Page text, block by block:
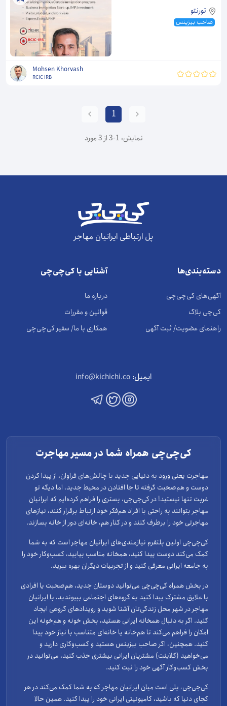
تورنتو
صاحب بیزینس
Mohsen Khorvash
RCIC IRB
1
نمایش: 1-3 از 3 مورد
پل ارتباطی ایرانیان مهاجر
دسته‌بندی‌ها
آگهی‌های کی‌چی‌چی
کی‌چی بلاگ
راهنمای عضویت/ ثبت آگهی
آشنایی با کی‌چی‌چی
درباره ما
قوانین و مقررات
همکاری با ما/ سفیر کی‌چی‌چی
ایمیل: info@kichichi.co
کی‌چی‌چی همراه شما در مسیر مهاجرت
مهاجرت یعنی ورود به دنیایی جدید با چالش‌های فراوان، از پیدا کردن
دوست و هم‌صحبت گرفته تا جا افتادن در محیط جدید، اما دیگه تو
غربت تنها نیستید! در کی‌چی‌چی، بستری را فراهم کرده‌ایم که ایرانیان
مهاجر بتوانند به راحتی با افراد هم‌فکر خود ارتباط برقرار کنند، نیازهای
مهاجرتی خود را برطرف کنند و در کنار هم، خانه‌ای دور از خانه بسازند.
کی‌چی‌چی اولین پلتفرم نیازمندی‌های ایرانیان مهاجر است که به شما
کمک می‌کند دوست پیدا کنید، همخانه مناسب بیابید، کسب‌وکار خود را
به جامعه ایرانی معرفی کنید و از تجربیات دیگران بهره ببرید.
در بخش همراه کی‌چی‌چی می‌توانید دوستان جدید، هم‌صحبت یا افرادی
با علایق مشترک پیدا کنید به گروه‌های اجتماعی بپیوندید، با ایرانیان
مهاجر در شهر محل زندگی‌تان آشنا شوید و رویدادهای گروهی ایجاد
کنید. اگر به دنبال همخانه ایرانی هستید، بخش خونه و هم‌خونه این
امکان را فراهم می‌کند تا هم‌خانه یا خانه‌ای متناسب با نیاز خود پیدا
کنید. همچنین، اگر صاحب بیزینس هستید و کسب‌وکاری دارید و
می‌خواهید (کلاینت) مشتریان ایرانی بیشتری جذب کنید، می‌توانید در
بخش کسب‌وکار آگهی خود را ثبت کنید.
کی‌چی‌چی، پلی است میان ایرانیان مهاجر که به شما کمک می‌کند در هر
کجای دنیا که باشید، کامیونیتی ایرانی خود را پیدا کنید. همین حالا